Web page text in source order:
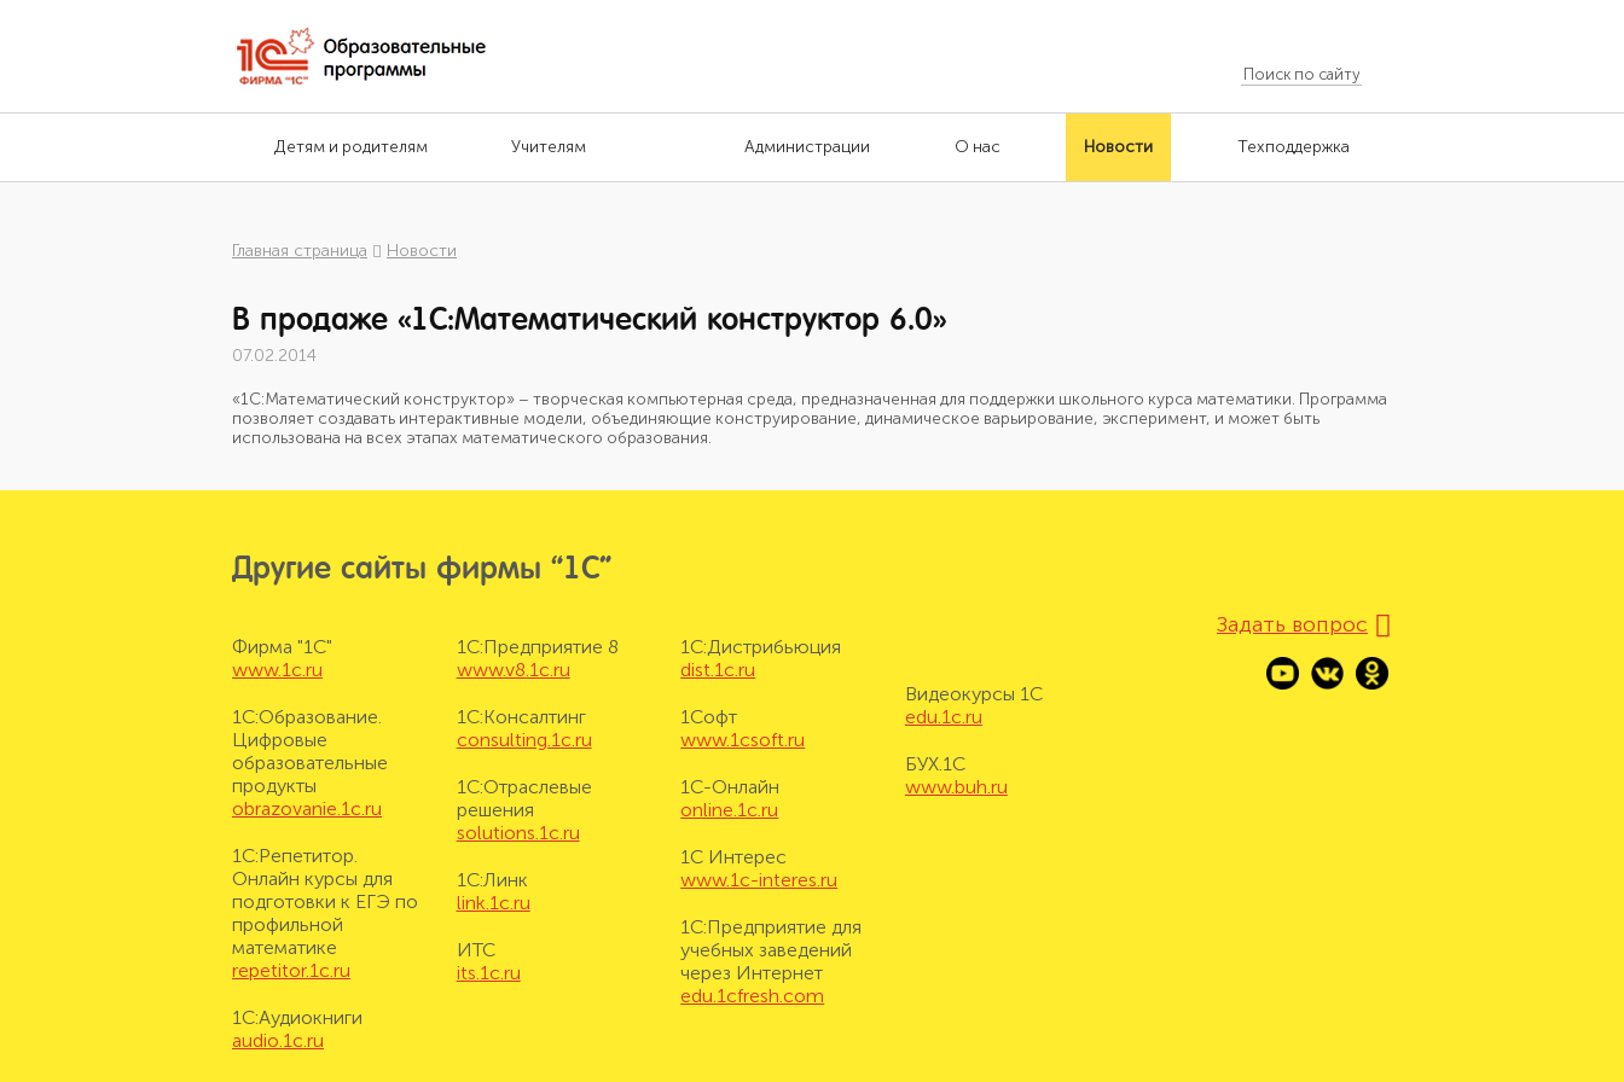
Детям и родителям Учителям Администрации О нас Новости Техподдержка
Главная страница Новости
В продаже «1С:Математический конструктор 6.0»
07.02.2014
«1С:Математический конструктор» – творческая компьютерная среда, предназначенная для поддержки школьного курса математики. Программа
позволяет создавать интерактивные модели, объединяющие конструирование, динамическое варьирование, эксперимент, и может быть
использована на всех этапах математического образования.
Другие сайты фирмы “1С”
Фирма "1С"
www.1c.ru
1С:Образование.
Цифровые
образовательные
продукты
obrazovanie.1c.ru
1С:Репетитор.
Онлайн курсы для
подготовки к ЕГЭ по
профильной
математике
repetitor.1c.ru
1С:Аудиокниги
audio.1c.ru
1С:Предприятие 8
www.v8.1c.ru
1С:Консалтинг
consulting.1c.ru
1С:Отраслевые
решения
solutions.1c.ru
1С:Линк
link.1c.ru
ИТС
its.1c.ru
1С:Дистрибьюция
dist.1c.ru
1Софт
www.1csoft.ru
1С-Онлайн
online.1c.ru
1С Интерес
www.1c-interes.ru
1С:Предприятие для
учебных заведений
через Интернет
edu.1cfresh.com
Видеокурсы 1С
edu.1c.ru
БУХ.1С
www.buh.ru
Задать вопрос